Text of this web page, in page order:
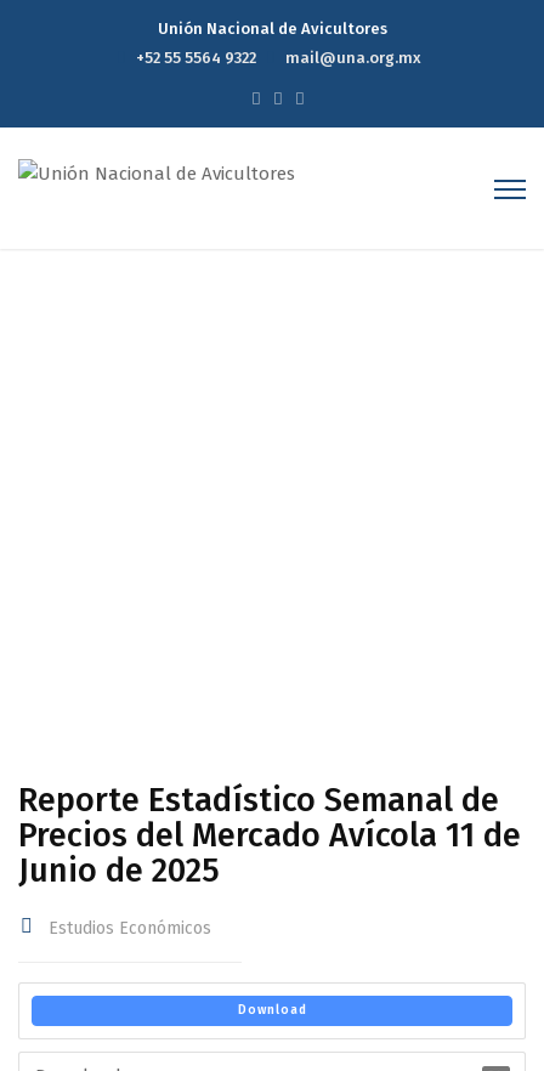
Unión Nacional de Avicultores
+52 55 5564 9322
mail@una.org.mx
Reporte Estadístico Semanal de
Precios del Mercado Avícola 11 de
Junio de 2025
Estudios Económicos
Download